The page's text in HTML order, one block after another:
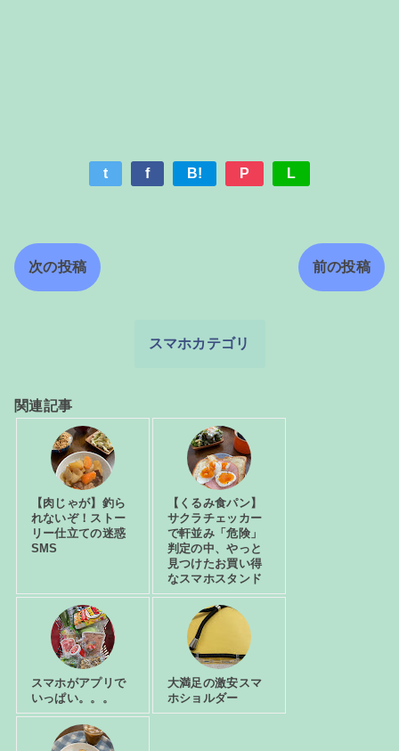
t f B! P L
次の投稿 前の投稿
スマホカテゴリ
関連記事
【肉じゃが】釣ら
れないぞ！ストー
リー仕立ての迷惑
SMS
【くるみ食パン】
サクラチェッカー
で軒並み「危険」
判定の中、やっと
見つけたお買い得
なスマホスタンド
スマホがアプリで
いっぱい。。。
大満足の激安スマ
ホショルダー